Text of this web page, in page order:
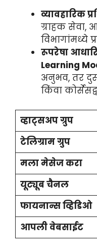
व्यावहारिक
ग्राहक सेवा,
विभागांमध्ये
रूपरेषा
Learning
अनुभव, तर
किंवा
व्हाट्सअप ग्रुप
टेलिग्राम ग्रुप
मला मेसेज करा
यूट्यूब चैनल
फायनान्स व्हिडिओ
आपली वेबसाईट